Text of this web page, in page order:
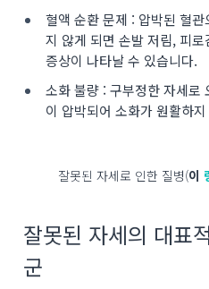
혈액 순환 문제 : 압박된 혈
지 않게 되면 손발 저림, 피
증상이 나타날 수 있습니다.
소화 불량 : 구부정한 자세로
이 압박되어 소화가 원활하
잘못된 자세로 인한 질병(이
잘못된 자세의 대표
군